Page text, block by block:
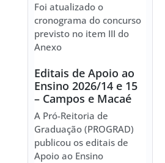
Foi atualizado o
cronograma do concurso
previsto no item III do
Anexo
Editais de Apoio ao
Ensino 2026/14 e 15
– Campos e Macaé
A Pró-Reitoria de
Graduação (PROGRAD)
publicou os editais de
Apoio ao Ensino